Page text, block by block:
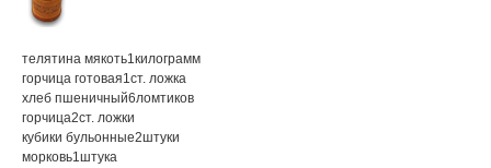
телятина мякоть1килограмм
горчица готовая1ст. ложка
хлеб пшеничный6ломтиков
горчица2ст. ложки
кубики бульонные2штуки
морковь1штука